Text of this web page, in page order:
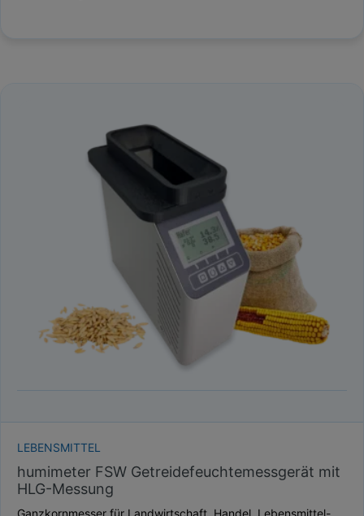
LEBENSMITTEL
humimeter FSW Getreidefeuchtemessgerät mit
HLG-Messung
Ganzkornmesser für Landwirtschaft, Handel, Lebensmittel-